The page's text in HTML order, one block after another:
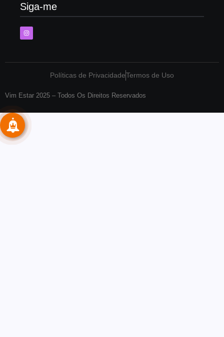
Siga-me
Políticas de PrivacidadeTermos de Uso
Vim Estar 2025 – Todos Os Direitos Reservados